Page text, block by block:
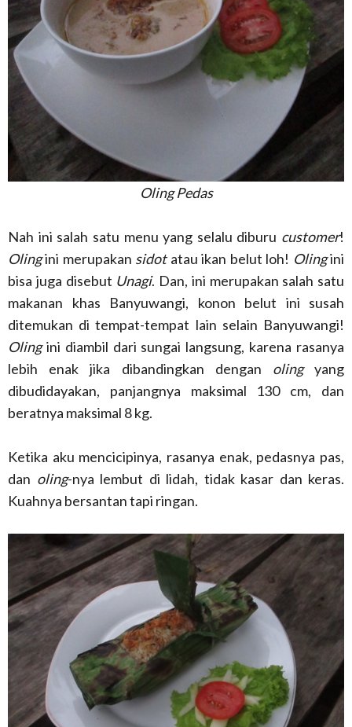
Oling Pedas
Nah ini salah satu menu yang selalu diburu customer!
Olingini merupakan sidotatau ikan belut loh! Olingini
bisa juga disebut Unagi. Dan, ini merupakan salah satu
makanan khas Banyuwangi, konon belut ini susah
ditemukan di tempat-tempat lain selain Banyuwangi!
Olingini diambil dari sungai langsung, karena rasanya
lebih enak jika dibandingkan dengan olingyang
dibudidayakan, panjangnya maksimal 130 cm, dan
beratnya maksimal 8 kg.
Ketika aku mencicipinya, rasanya enak, pedasnya pas,
dan oling-nya lembut di lidah, tidak kasar dan keras.
Kuahnya bersantan tapi ringan.